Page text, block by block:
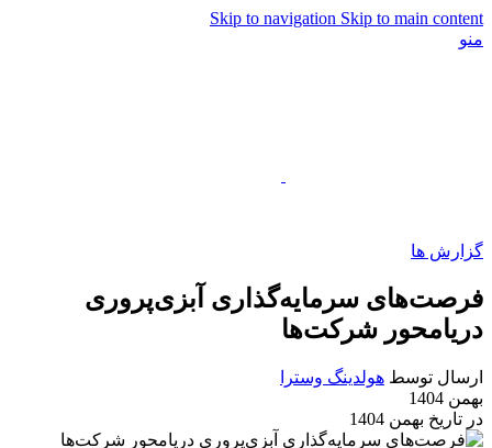
Skip to navigation Skip to main content
منو
گزارش ها
فرصت‌های سرمایه‌گذاری آبزی‌پروری
دریامحور شرکت‌ها
ارسال توسط هولدینگ وسترا
بهمن 1404
در تاریخ بهمن 1404